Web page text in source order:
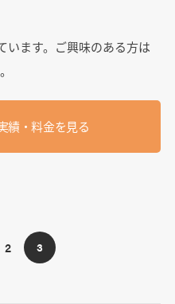
います。ご興味のある方は
績・料金を見る
2 3